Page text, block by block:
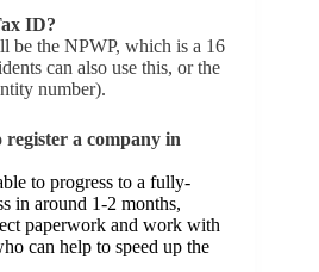
ID?
be the NPWP, which is a 16
can also use this, or the
number).
register a company in
to progress to a fully-
in around 1-2 months,
paperwork and work with
can help to speed up the